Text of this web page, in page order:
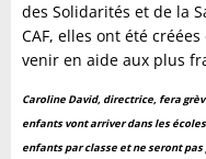
des Solidarités et de la
CAF, elles ont été
venir en aide aux plus
Caroline David, directrice, fera
enfants vont arriver dans les
enfants par classe et ne seront